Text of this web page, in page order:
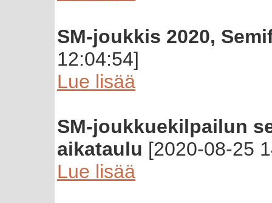
SM-joukkis 2020,
12:04:54]
Lue lisää
SM-joukkuekilpailun
aikataulu [2020-08-25
Lue lisää